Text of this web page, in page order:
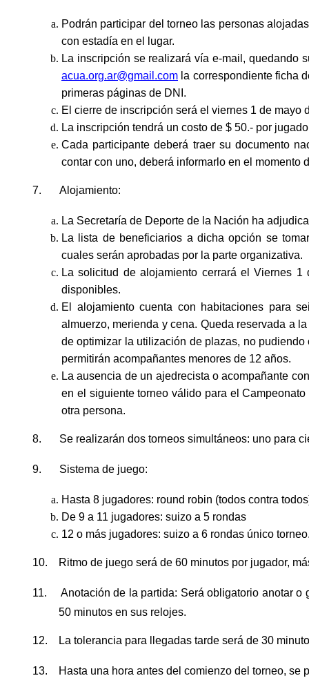
Podrán participar del torneo las personas
con estadía en el lugar.
La inscripción se realizará vía e-mail, quedando
acua.org.ar@gmail.com la correspondiente ficha
primeras páginas de DNI.
El cierre de inscripción será el viernes 1 de
La inscripción tendrá un costo de $ 50.- por
Cada participante deberá traer su documento
contar con uno, deberá informarlo en el momento
7. Alojamiento:
La Secretaría de Deporte de la Nación ha
La lista de beneficiarios a dicha opción se
cuales serán aprobadas por la parte organizativa.
La solicitud de alojamiento cerrará el Viernes
disponibles.
El alojamiento cuenta con habitaciones para
almuerzo, merienda y cena. Queda reservada a
de optimizar la utilización de plazas, no
permitirán acompañantes menores de 12 años.
La ausencia de un ajedrecista o acompañante
en el siguiente torneo válido para el
otra persona.
8. Se realizarán dos torneos simultáneos: uno para
9. Sistema de juego:
Hasta 8 jugadores: round robin (todos contra
De 9 a 11 jugadores: suizo a 5 rondas
12 o más jugadores: suizo a 6 rondas único
10. Ritmo de juego será de 60 minutos por jugador,
11.
Anotación de la partida: Será obligatorio anotar
50 minutos en sus relojes.
12. La tolerancia para llegadas tarde será de 30
13. Hasta una hora antes del comienzo del torneo, se